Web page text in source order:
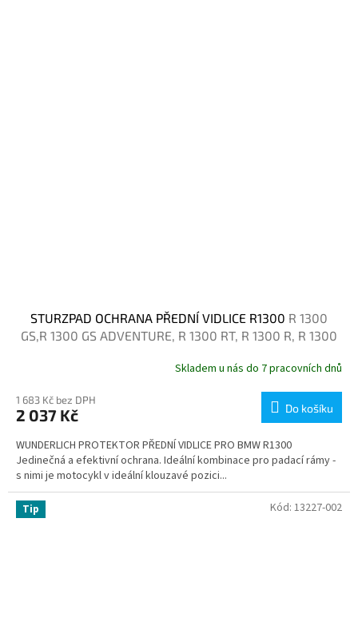
STURZPAD OCHRANA PŘEDNÍ VIDLICE R1300 R 1300
GS,R 1300 GS ADVENTURE, R 1300 RT, R 1300 R, R 1300
Skladem u nás do 7 pracovních dnů
1 683 Kč bez DPH
2 037 Kč Do košíku
WUNDERLICH PROTEKTOR PŘEDNÍ VIDLICE PRO BMW R1300
Jedinečná a efektivní ochrana. Ideální kombinace pro padací rámy -
s nimi je motocykl v ideální klouzavé pozici...
Tip Kód: 13227-002